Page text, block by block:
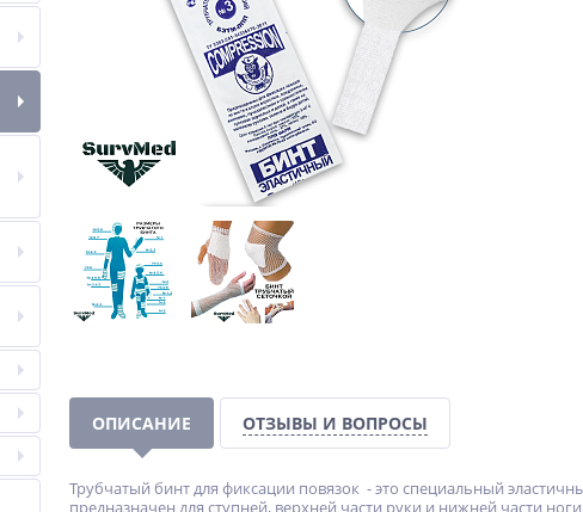
ОПИСАНИЕ ОТЗЫВЫ И ВОПРОСЫ
Трубчатый бинт для фиксации повязок - это специальный
предназначен для ступней, верхней части руки и нижней части